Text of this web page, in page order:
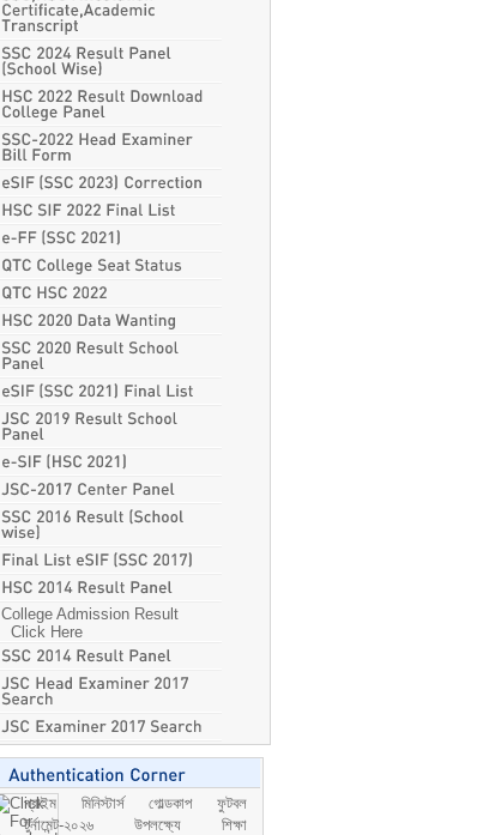
College Admission Result
Click Here
প্রাইম মিনিস্টার্স গোল্ডকাপ ফুটবল
টুর্নামেন্ট-২০২৬ উপলক্ষ্যে শিক্ষা